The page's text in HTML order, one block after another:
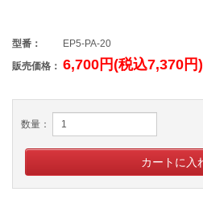
型番：
EP5-PA-20
販売価格： 6,700円(税込7,370円)
数量：